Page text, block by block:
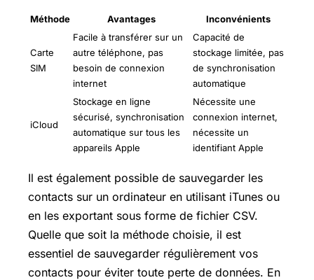
Méthode Avantages Inconvénients
Carte
SIM
Facile à transférer sur un
autre téléphone, pas
besoin de connexion
internet
Capacité de
stockage limitée, pas
de synchronisation
automatique
iCloud
Stockage en ligne
sécurisé, synchronisation
automatique sur tous les
appareils Apple
Nécessite une
connexion internet,
nécessite un
identifiant Apple
Il est également possible de sauvegarder les
contacts sur un ordinateur en utilisant iTunes ou
en les exportant sous forme de fichier CSV.
Quelle que soit la méthode choisie, il est
essentiel de sauvegarder régulièrement vos
contacts pour éviter toute perte de données. En